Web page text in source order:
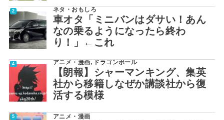
ネタ・おもしろ
車オタ「ミニバンはダサい！あん
なの乗るようになったら終わ
り！」←これ
アニメ・漫画, ドラゴンボール
【朗報】シャーマンキング、集英
社から移籍しなぜか講談社から復
活する模様
アニメ・漫画